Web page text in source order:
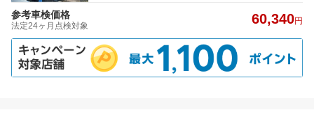
参考車検価格
法定24ヶ月点検対象 60,340円